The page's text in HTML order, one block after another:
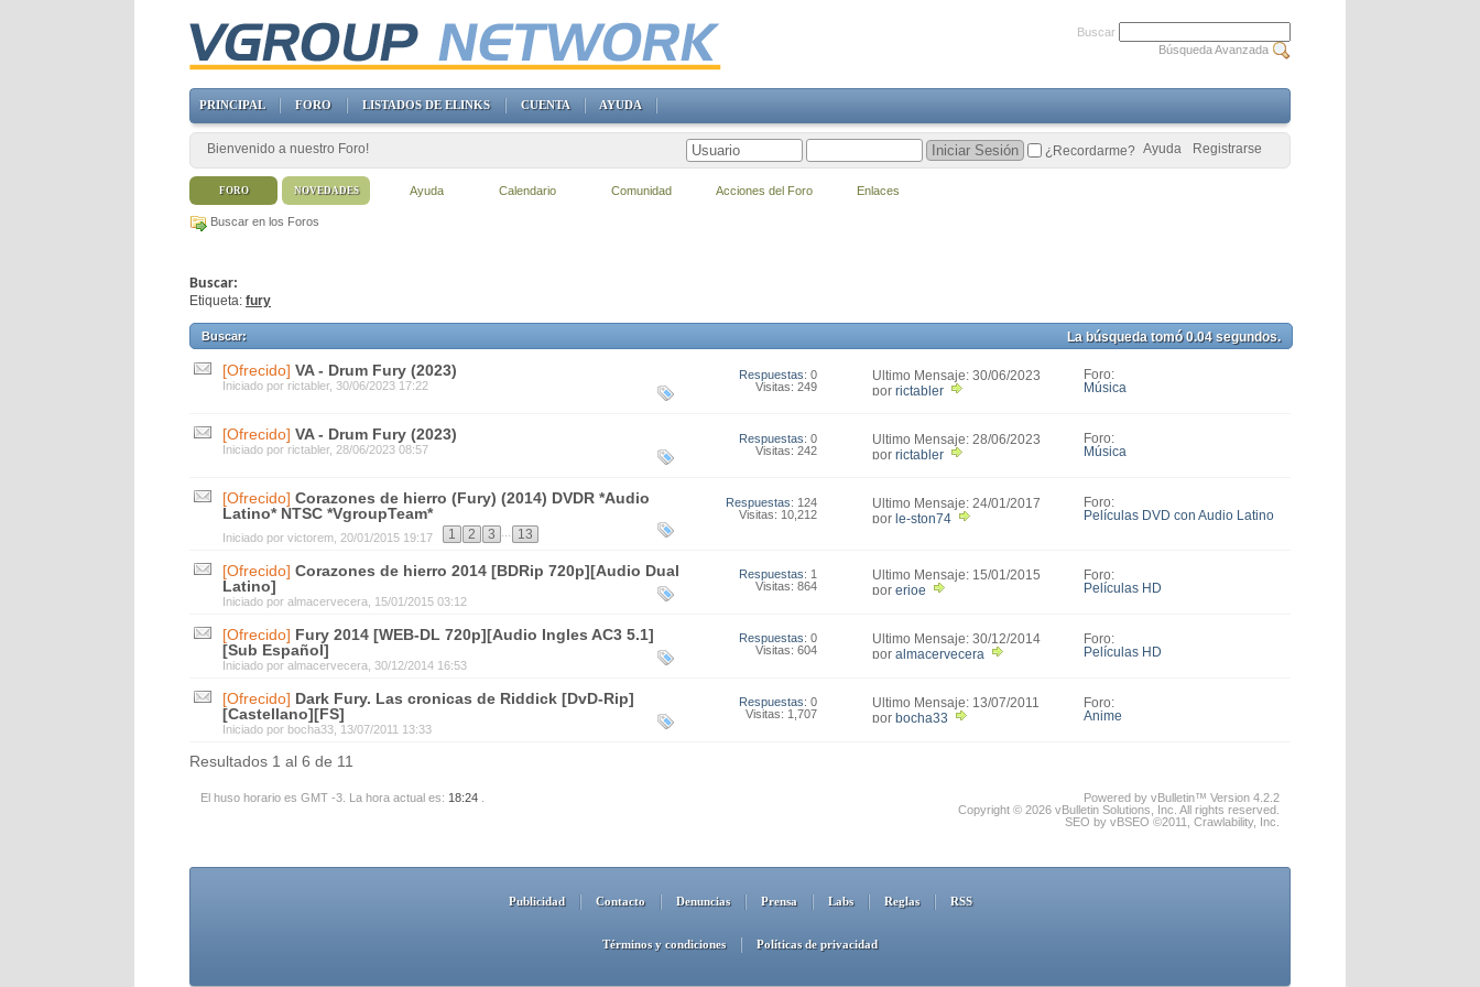
Buscar en los Foros
Buscar:
Etiqueta: fury
Buscar: La búsqueda tomó0.04segundos.
[Ofrecido] VA - Drum Fury (2023)
Iniciado por rictabler, 30/06/2023 17:22
Respuestas: 0
Visitas: 249
Último Mensaje: 30/06/2023
17:22
por rictabler
Foro:
Música
[Ofrecido] VA - Drum Fury (2023)
Iniciado por rictabler, 28/06/2023 08:57
Respuestas: 0
Visitas: 242
Último Mensaje: 28/06/2023
08:57
por rictabler
Foro:
Música
[Ofrecido] Corazones de hierro (Fury) (2014) DVDR *Audio
Latino* NTSC *VgroupTeam*
Iniciado por victorem , 20/01/2015 19:17 1 2 3 13
Respuestas: 124
Visitas: 10,212
Último Mensaje: 24/01/2017
20:39
por le-ston74
Foro:
Películas DVD con Audio Latino
[Ofrecido] Corazones de hierro 2014 [BDRip 720p][Audio Dual
Latino]
Iniciado por almacervecera , 15/01/2015 03:12
Respuestas: 1
Visitas: 864
Último Mensaje: 15/01/2015
22:02
por erjoe
Foro:
Películas HD
[Ofrecido] Fury 2014 [WEB-DL 720p][Audio Ingles AC3 5.1]
[Sub Español]
Iniciado por almacervecera , 30/12/2014 16:53
Respuestas: 0
Visitas: 604
Último Mensaje: 30/12/2014
16:53
por almacervecera
Foro:
Películas HD
[Ofrecido] Dark Fury. Las cronicas de Riddick [DvD-Rip]
[Castellano][FS]
Iniciado por bocha33 , 13/07/2011 13:33
Respuestas: 0
Visitas: 1,707
Último Mensaje: 13/07/2011
13:33
por bocha33
Foro:
Anime
Resultados 1 al 6 de 11
El huso horario es GMT -3. La hora actual es: 18:24
Powered by vBulletin™ Version 4.2.2
Copyright © 2026 vBulletin Solutions, Inc. All rights reserved.
SEO by vBSEO ©2011, Crawlability, Inc.
Publicidad Contacto Denuncias Prensa Labs Reglas RSS
Términos y condiciones Políticas de privacidad
Buscar
Búsqueda Avanzada
PRINCIPAL FORO LISTADOS DE ELINKS CUENTA AYUDA
Bienvenido a nuestro Foro! Registrarse
Ayuda
¿Recordarme?
FORO Ayuda Calendario Comunidad Acciones del Foro Enlaces
NOVEDADES